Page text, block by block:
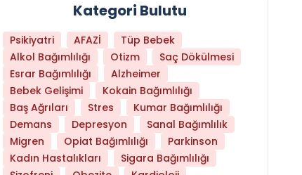
Hangi Yaşta Hangi Testi Yaptırmanız
Kategori Bulutu
Psikiyatri AFAZİ
Tüp Bebek
Alkol Bağımlılığı
Otizm
Saç Dökülmesi
Esrar Bağımlılığı
Alzheimer
Bebek Gelişimi
Kokain Bağımlılığı
Baş Ağrıları
Stres
Kumar Bağımlılığı
Demans
Depresyon
Sanal Bağımlılık
Migren
Opiat Bağımlılığı
Parkinson
Kadın Hastalıkları
Sigara Bağımlılığı